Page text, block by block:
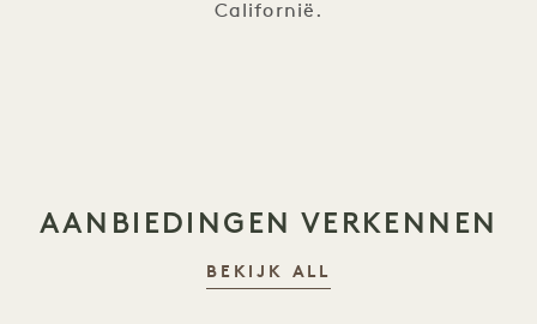
Californië.
AANBIEDINGEN VERKENNEN
BEKIJK ALL